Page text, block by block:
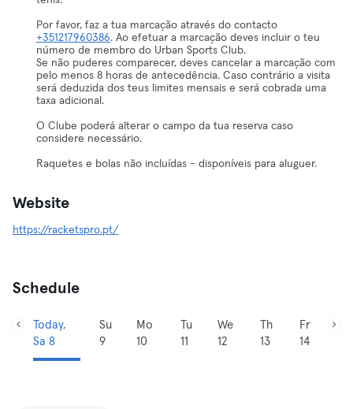
Por favor, faz a tua marcação através do contacto
+351217960386. Ao efetuar a marcação deves incluir o teu
número de membro do Urban Sports Club.
Se não puderes comparecer, deves cancelar a marcação com
pelo menos 8 horas de antecedência. Caso contrário a visita
será deduzida dos teus limites mensais e será cobrada uma
taxa adicional.
O Clube poderá alterar o campo da tua reserva caso
considere necessário.
Raquetes e bolas não incluídas - disponíveis para aluguer.
Website
https://racketspro.pt/
Schedule
Today,
Sa 8
Su
9
Mo
10
Tu
11
We
12
Th
13
Fr
14